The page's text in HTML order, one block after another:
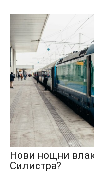
Нови нощни
Силистра?